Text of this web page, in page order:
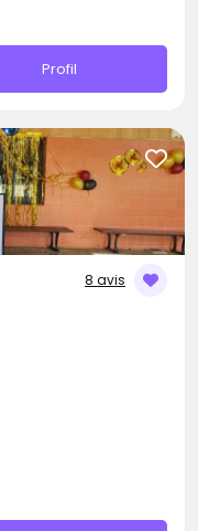
Profil
8 avis